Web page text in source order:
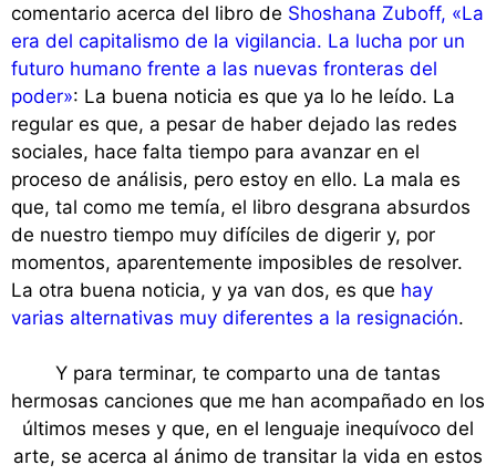
comentario acerca del libro de Shoshana Zuboff, «La
era del capitalismo de la vigilancia. La lucha por un
futuro humano frente a las nuevas fronteras del
poder»: La buena noticia es que ya lo he leído. La
regular es que, a pesar de haber dejado las redes
sociales, hace falta tiempo para avanzar en el
proceso de análisis, pero estoy en ello. La mala es
que, tal como me temía, el libro desgrana absurdos
de nuestro tiempo muy difíciles de digerir y, por
momentos, aparentemente imposibles de resolver.
La otra buena noticia, y ya van dos, es que hay
varias alternativas muy diferentes a la resignación.
Y para terminar, te comparto una de tantas
hermosas canciones que me han acompañado en los
últimos meses y que, en el lenguaje inequívoco del
arte, se acerca al ánimo de transitar la vida en estos